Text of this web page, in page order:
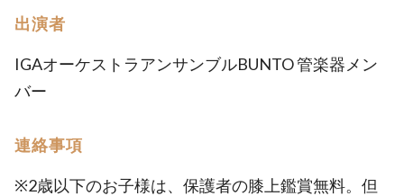
出演者
IGAオーケストラアンサンブルBUNTO 管楽器メン
バー
連絡事項
※2歳以下のお子様は、保護者の膝上鑑賞無料。但